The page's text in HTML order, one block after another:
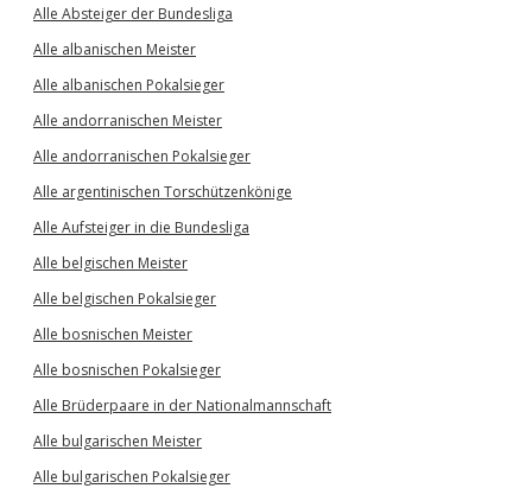
Alle Absteiger der Bundesliga
Alle albanischen Meister
Alle albanischen Pokalsieger
Alle andorranischen Meister
Alle andorranischen Pokalsieger
Alle argentinischen Torschützenkönige
Alle Aufsteiger in die Bundesliga
Alle belgischen Meister
Alle belgischen Pokalsieger
Alle bosnischen Meister
Alle bosnischen Pokalsieger
Alle Brüderpaare in der Nationalmannschaft
Alle bulgarischen Meister
Alle bulgarischen Pokalsieger